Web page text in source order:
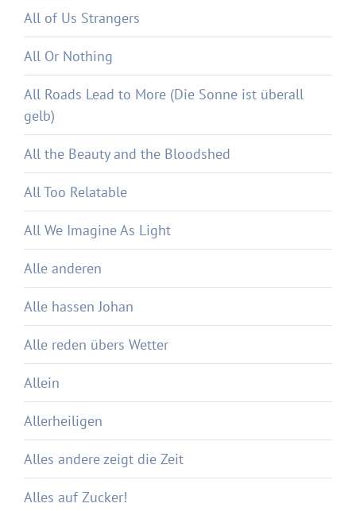
All of Us Strangers
All Or Nothing
All Roads Lead to More (Die Sonne ist überall
gelb)
All the Beauty and the Bloodshed
All Too Relatable
All We Imagine As Light
Alle anderen
Alle hassen Johan
Alle reden übers Wetter
Allein
Allerheiligen
Alles andere zeigt die Zeit
Alles auf Zucker!